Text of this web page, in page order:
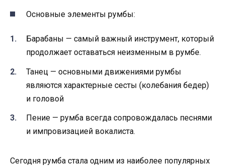
Основные элементы румбы:
Барабаны — самый важный инструмент, который
продолжает оставаться неизменным в румбе.
Танец — основными движениями румбы
являются характерные сесты (колебания бедер)
и головой
Пение — румба всегда сопровождалась песнями
и импровизацией вокалиста.
Сегодня румба стала одним из наиболее популярных